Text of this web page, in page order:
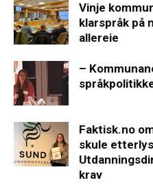
Vinje
klarspråk på
allereie
–
Faktisk.no
skule
krav